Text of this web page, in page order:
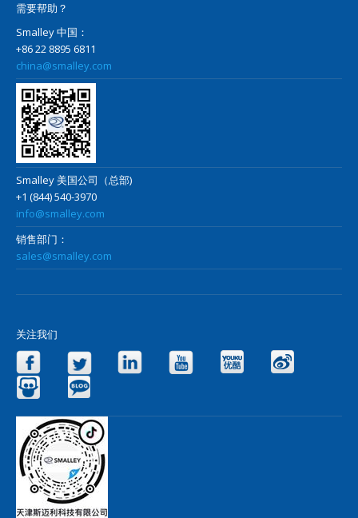
需要帮助？
Smalley 中国：
+86 22 8895 6811
china@smalley.com
Smalley 美国公司（总部)
+1 (844) 540-3970
info@smalley.com
销售部门：
sales@smalley.com
关注我们
Facebook Twitter LinkedIn YouTube